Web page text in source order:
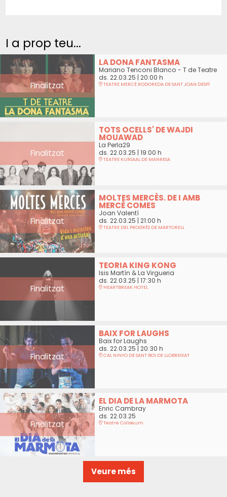
I a prop teu...
Finalitzat
LA DONA FANTASMA
Mariano Tenconi Blanco - T de Teatre
ds. 22.03.25 | 20:00 h
TEATRE MERCÈ RODOREDA DE SANT JOAN DESPÍ
Finalitzat
TOTS OCELLS' DE WAJDI
MOUAWAD
La Perla29
ds. 22.03.25 | 19:00 h
TEATRE KURSAAL DE MANRESA
Finalitzat
MOLTES MERCÈS. DE I AMB
MERCÈ COMES
Joan Valentí
ds. 22.03.25 | 21:00 h
TEATRE DEL PROGRÉS DE MARTORELL
Finalitzat
TEORIA KING KONG
Isis Martín & La Virgueria
ds. 22.03.25 | 17:30 h
HEARTBREAK HOTEL
Finalitzat
BAIX FOR LAUGHS
Baix for Laughs
ds. 22.03.25 | 20:30 h
CAL NINYO DE SANT BOI DE LLOBREGAT
Finalitzat
EL DIA DE LA MARMOTA
Enric Cambray
ds. 22.03.25
Teatre Coliseum
Veure més